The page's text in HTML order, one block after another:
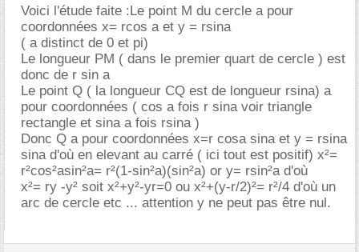
Voici l'étude faite :Le point M du cercle a pour
coordonnées x= rcos a et y = rsina
( a distinct de 0 et pi)
Le longueur PM ( dans le premier quart de cercle ) est
donc de r sin a
Le point Q ( la longueur CQ est de longueur rsina) a
pour coordonnées ( cos a fois r sina voir triangle
rectangle et sina a fois rsina )
Donc Q a pour coordonnées x=r cosa sina et y = rsina
sina d'où en elevant au carré ( ici tout est positif) x²=
r²cos²asin²a= r²(1-sin²a)(sin²a) or y= rsin²a d'où
x²= ry -y² soit x²+y²-yr=0 ou x²+(y-r/2)²= r²/4 d'où un
arc de cercle etc ... attention y ne peut pas être nul.